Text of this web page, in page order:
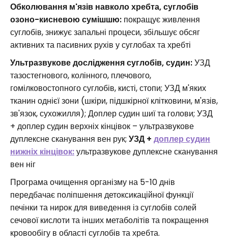
Обколювання м'язів навколо хребта, суглобів
озоно-кисневою сумішшю: покращує живлення
суглобів, знижує запальні процеси, збільшує обсяг
активних та пасивних рухів у суглобах та хребті
Ультразвукове дослідження суглобів, судин:УЗД
тазостегнового, колінного, плечового,
гомілковостопного суглобів, кисті, стопи; УЗД м'яких
тканин однієї зони (шкіри, підшкірної клітковини, м'язів,
зв'язок, сухожилля); Доплер судин шиї та голови; УЗД
+ доплер судин верхніх кінцівок – ультразвукове
дуплексне сканування вен рук; УЗД + доплер судин
нижніх кінцівок:ультразвукове дуплексне сканування
вен ніг
Програма очищення організму на 5-10 днів
передбачає поліпшення детоксикаційної функції
печінки та нирок для виведення із суглобів солей
сечової кислоти та інших метаболітів та покращення
кровообігу в області суглобів та хребта.